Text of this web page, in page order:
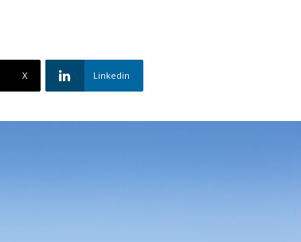
X Linkedin